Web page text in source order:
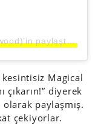
kesintisiz Magical
çıkarın!” diyerek
paylaşmış.
çekiyorlar.